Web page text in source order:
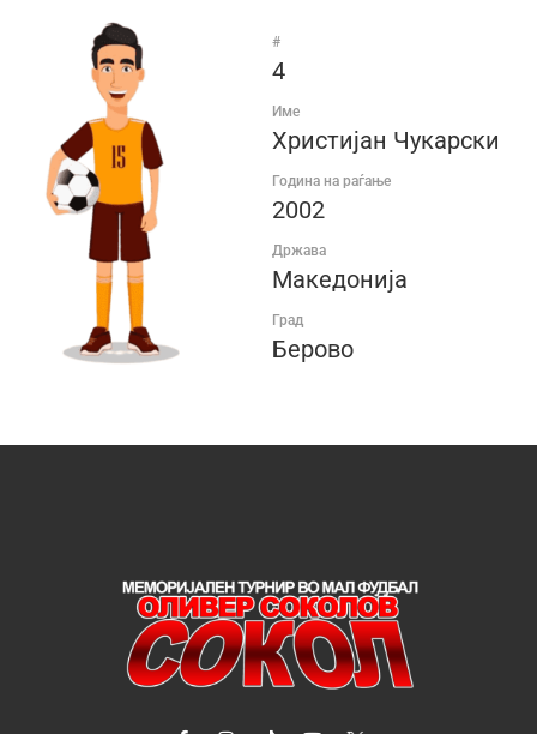
#
4
Име
Христијан Чукарски
Година на раѓање
2002
Држава
Македонија
Град
Берово